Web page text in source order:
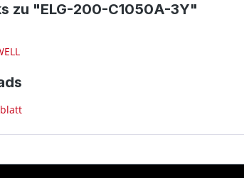
zu "ELG-200-C1050A-3Y"